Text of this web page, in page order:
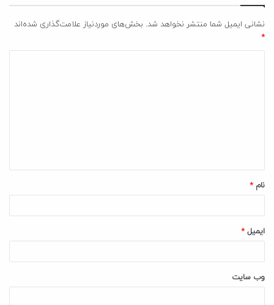
نشانی ایمیل شما منتشر نخواهد شد. بخش‌های موردنیاز علامت‌گذاری شده‌اند
*
*
نام *
ایمیل *
وب‌ سایت